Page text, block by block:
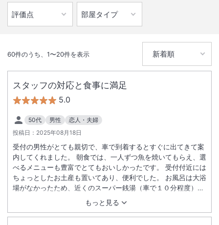
60件のうち、 1〜20件を表示
スタッフの対応と食事に満足
5.0
50代 男性
恋人・夫婦
投稿日： 2025年08月18日
もっと見る
受付の男性がとても親切で、車で到着するとすぐに出てきて案
内してくれました。 朝食では、一人ずつ魚を焼いてもらえ、選
べるメニューも豊富でとてもおいしかったです。 受付付近には
ちょっとしたお土産も置いてあり、便利でした。 お風呂は大浴
場がなかったため、近くのスーパー銭湯（車で１０分程度）を